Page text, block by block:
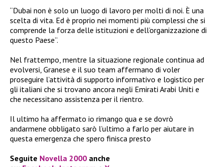
“Dubai non è solo un luogo di lavoro per molti di noi. È una
scelta di vita. Ed è proprio nei momenti più complessi che si
comprende la forza delle istituzioni e dell’organizzazione di
questo Paese”.
Nel frattempo, mentre la situazione regionale continua ad
evolversi, Granese e il suo team affermano di voler
proseguire l’attività di supporto informativo e logistico per
gli italiani che si trovano ancora negli Emirati Arabi Uniti e
che necessitano assistenza per il rientro.
Il ultimo ha affermato io rimango qua e se dovrò
andarmene obbligato sarò l’ultimo a farlo per aiutare in
questa emergenza che spero finisca presto
Seguite Novella 2000 anche